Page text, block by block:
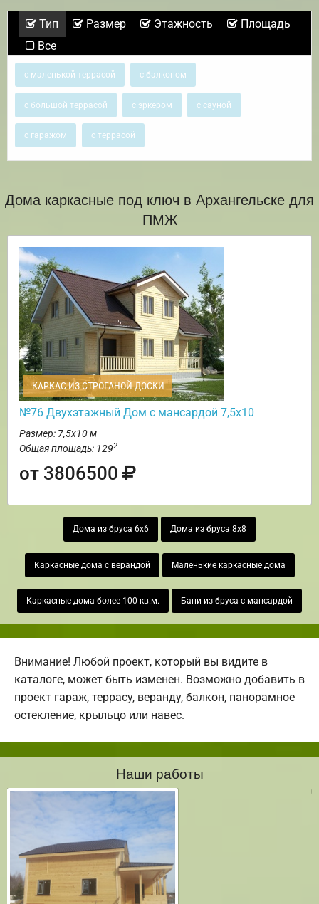
Тип Размер Этажность
Площадь
Все
с маленькой террасой с балконом
с большой террасой с эркером с сауной
с гаражом с террасой
Дома каркасные под ключ в Архангельске для
ПМЖ
КАРКАС ИЗ СТРОГАНОЙ ДОСКИ
№76 Двухэтажный Дом с мансардой 7,5х10
Размер: 7,5х10 м
Общая площадь: 1292
от 3806500
Дома из бруса 6х6 Дома из бруса 8х8
Каркасные дома с верандой Маленькие каркасные дома
Каркасные дома более 100 кв.м. Бани из бруса с мансардой
Внимание! Любой проект, который вы видите в
каталоге, может быть изменен. Возможно добавить в
проект гараж, террасу, веранду, балкон, панорамное
остекление, крыльцо или навес.
Наши работы